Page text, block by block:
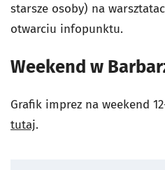
starsze osoby) na
otwarciu infopunktu.
Weekend w
Grafik imprez na weekend
tutaj.